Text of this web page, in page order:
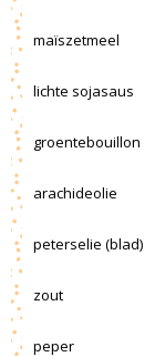
maïszetmeel
lichte sojasaus
groentebouillon
arachideolie
peterselie (blad)
zout
peper